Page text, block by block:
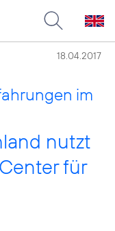
18.04.2017
im
nutzt
für